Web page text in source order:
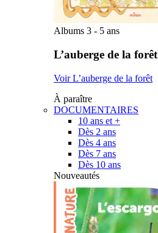
Albums 3 - 5 ans
L’auberge de la forêt
Voir L’auberge de la forêt
À paraître
DOCUMENTAIRES
10 ans et +
Dès 2 ans
Dès 4 ans
Dès 7 ans
Dès 10 ans
Nouveautés